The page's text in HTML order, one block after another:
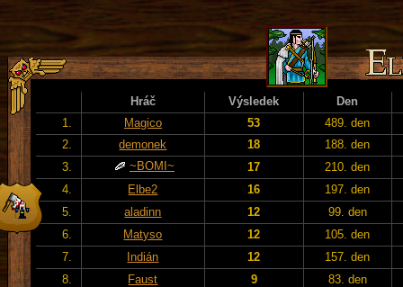
Hráč Výsledek
Den
1.
Magico 53
489. den
2.
demonek 18
188. den
3.
~BOMI~ 17
210. den
4.
Elbe2 16
197. den
5.
aladinn 12
99. den
6.
Matyso 12
105. den
7.
Indián 12
157. den
8.
Faust 9
83. den